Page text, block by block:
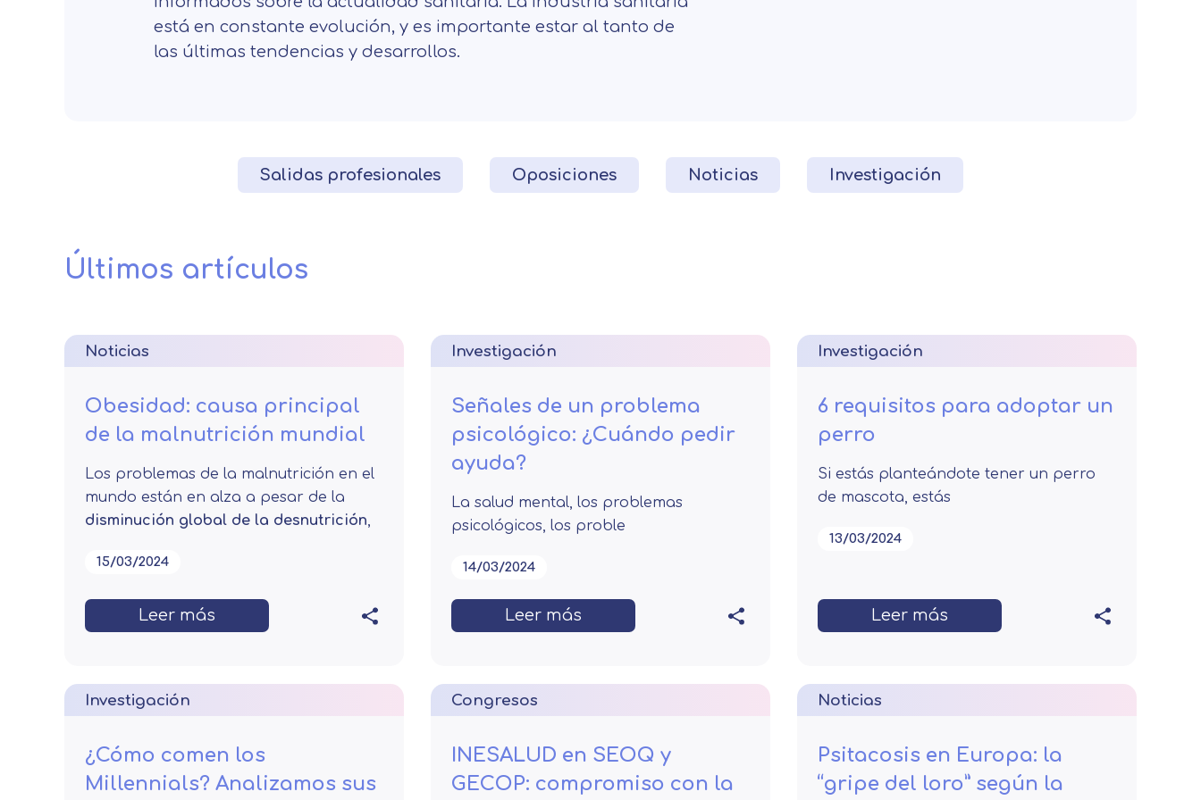
está en constante evolución, y es importante estar al tanto de
las últimas tendencias y desarrollos.
Salidas profesionales Oposiciones Noticias Investigación
Últimos artículos
Noticias
Obesidad: causa principal
de la malnutrición mundial
Los problemas de la malnutrición en el
mundo están en alza a pesar de la
disminución global de la desnutrición,
15/03/2024
Leer más
Investigación
Señales de un problema
psicológico: ¿Cuándo pedir
ayuda?
La salud mental, los problemas
psicológicos, los proble
14/03/2024
Leer más
Investigación
6 requisitos para adoptar un
perro
Si estás planteándote tener un perro
de mascota, estás
13/03/2024
Leer más
Investigación
¿Cómo comen los
Millennials? Analizamos sus
Congresos
INESALUD en SEOQ y
GECOP: compromiso con la
Noticias
Psitacosis en Europa: la
“gripe del loro” según la
Solicitar información
Solicitar información
Telefono